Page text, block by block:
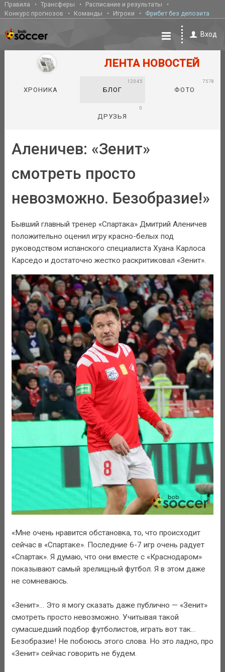
Правила Трансферы
Расписание и результаты
Конкурс прогнозов
Команды Игроки Фрибет без депозита
Вход
ЛЕНТА НОВОСТЕЙ
ХРОНИКА БЛОГ
12045
ФОТО
7578
ДРУЗЬЯ
0
Аленичев: «Зенит»
смотреть просто
невозможно. Безобразие!»
Бывший главный тренер «Спартака» Дмитрий Аленичев
положительно оценил игру красно-белых под
руководством испанского специалиста Хуана Карлоса
Карседо и достаточно жестко раскритиковал «Зенит».
«Мне очень нравится обстановка, то, что происходит
сейчас в «Спартаке». Последние 6-7 игр очень радует
«Спартак». Я думаю, что они вместе с «Краснодаром»
показывают самый зрелищный футбол. Я в этом даже
не сомневаюсь.
«Зенит»… Это я могу сказать даже публично — «Зенит»
смотреть просто невозможно. Учитывая такой
сумасшедший подбор футболистов, играть вот так…
Безобразие! Не побоюсь этого слова. Но это ладно, про
«Зенит» сейчас говорить не будем.